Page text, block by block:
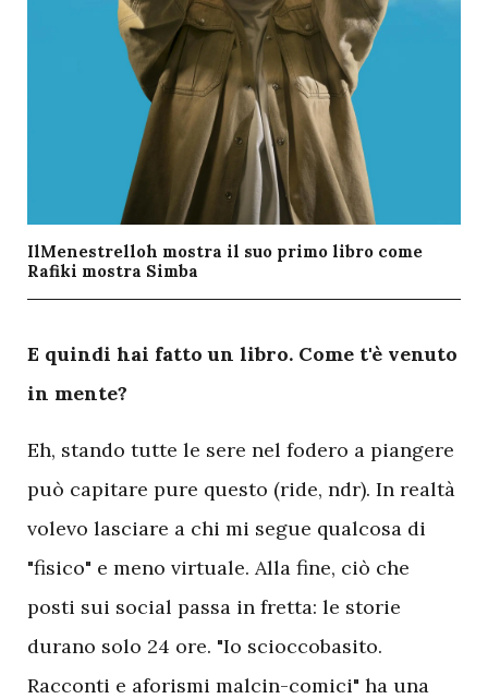
IlMenestrelloh mostra il suo primo libro come
Rafiki mostra Simba
E quindi hai fatto un libro. Come t'è venuto
in mente?
Eh, stando tutte le sere nel fodero a piangere
può capitare pure questo (ride, ndr). In realtà
volevo lasciare a chi mi segue qualcosa di
"fisico" e meno virtuale. Alla fine, ciò che
posti sui social passa in fretta: le storie
durano solo 24 ore. "Io scioccobasito.
Racconti e aforismi malcin-comici" ha una